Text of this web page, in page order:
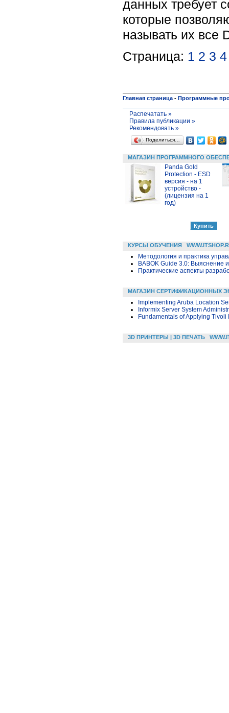
данных требует
которые
называть их все
Страница: 1 2 3 4
Главная страница - Программные
Распечатать »
Правила публикации »
Рекомендовать »
Поделиться…
МАГАЗИН ПРОГРАММНОГО
Panda Gold
Protection - ESD
версия - на 1
устройство -
(лицензия на 1
год)
КУРСЫ ОБУЧЕНИЯ
Методология и практика
BABOK Guide 3.0: Выяснение
Практические аспекты
МАГАЗИН СЕРТИФИКАЦИОННЫХ
Implementing Aruba Location
Informix Server System
Fundamentals of Applying
3D ПРИНТЕРЫ | 3D ПЕЧАТЬ